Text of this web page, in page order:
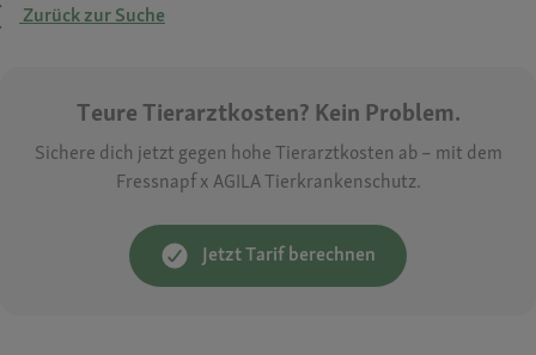
Zurück zur Suche
Teure Tierarztkosten? Kein Problem.
Sichere dich jetzt gegen hohe Tierarztkosten ab – mit dem
Fressnapf x AGILA Tierkrankenschutz.
Jetzt Tarif berechnen